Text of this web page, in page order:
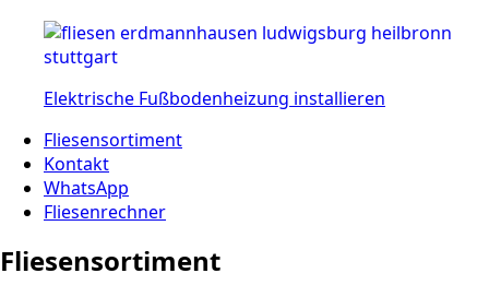
Elektrische Fußbodenheizung installieren
Fliesensortiment
Kontakt
WhatsApp
Fliesenrechner
Fliesensortiment